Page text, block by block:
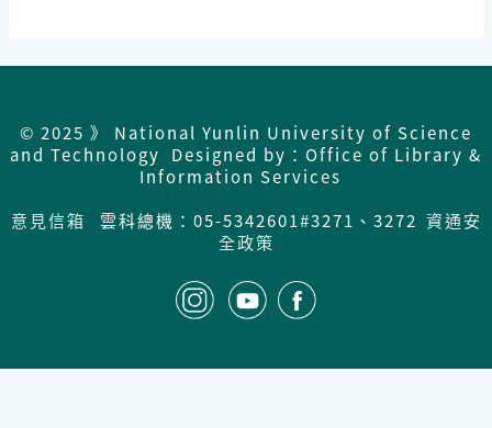
© 2025 》 National Yunlin University of Science
and Technology Designed by：Office of Library &
Information Services
意見信箱
雲科總機：05-5342601#3271、3272 資通安
全政策